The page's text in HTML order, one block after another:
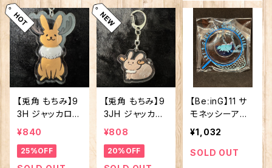
【兎角 もちみ】9
3H ジャッカロー
プ アクキー
¥840
25%OFF
【兎角 もちみ】9
3JH ジャッカロ
ープ アクキー
¥808
20%OFF
【BeːinG】11 サ
モネッシーアク
リルキーホルダ
¥1,032
SOLD OUT